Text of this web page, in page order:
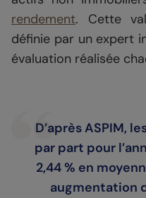
rendement. Cette
définie par un expert
évaluation réalisée
D’après ASPIM,
par part pour
2,44 % en
augmentation